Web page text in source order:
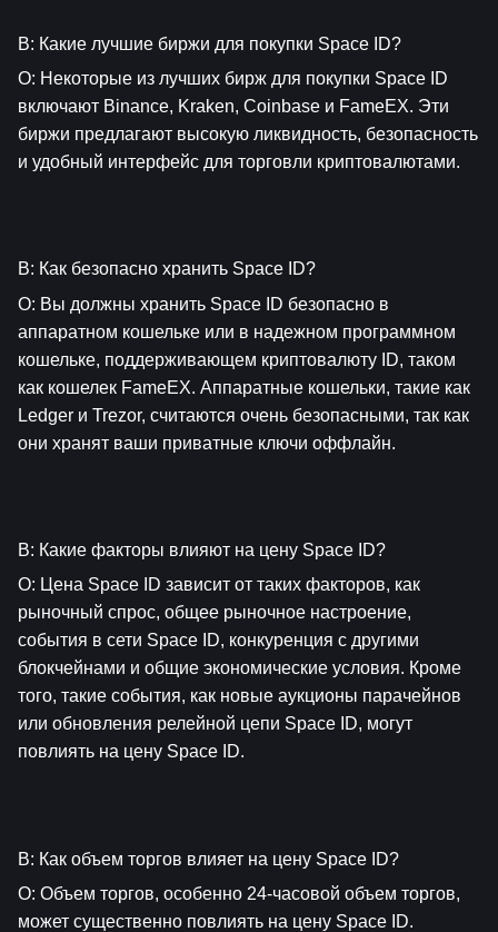
В: Какие лучшие биржи для покупки Space ID?
О: Некоторые из лучших бирж для покупки Space ID
включают Binance, Kraken, Coinbase и FameEX. Эти
биржи предлагают высокую ликвидность, безопасность
и удобный интерфейс для торговли криптовалютами.
В: Как безопасно хранить Space ID?
О: Вы должны хранить Space ID безопасно в
аппаратном кошельке или в надежном программном
кошельке, поддерживающем криптовалюту ID, таком
как кошелек FameEX. Аппаратные кошельки, такие как
Ledger и Trezor, считаются очень безопасными, так как
они хранят ваши приватные ключи оффлайн.
В: Какие факторы влияют на цену Space ID?
О: Цена Space ID зависит от таких факторов, как
рыночный спрос, общее рыночное настроение,
события в сети Space ID, конкуренция с другими
блокчейнами и общие экономические условия. Кроме
того, такие события, как новые аукционы парачейнов
или обновления релейной цепи Space ID, могут
повлиять на цену Space ID.
В: Как объем торгов влияет на цену Space ID?
О: Объем торгов, особенно 24-часовой объем торгов,
может существенно повлиять на цену Space ID.